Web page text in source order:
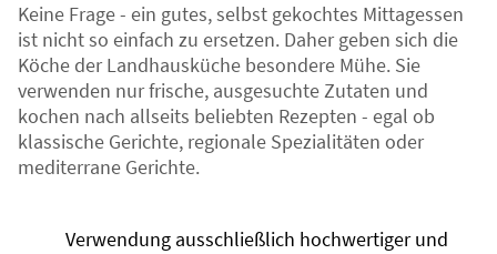
Keine Frage - ein gutes, selbst gekochtes Mittagessen
ist nicht so einfach zu ersetzen. Daher geben sich die
Köche der Landhausküche besondere Mühe. Sie
verwenden nur frische, ausgesuchte Zutaten und
kochen nach allseits beliebten Rezepten - egal ob
klassische Gerichte, regionale Spezialitäten oder
mediterrane Gerichte.
Verwendung ausschließlich hochwertiger und